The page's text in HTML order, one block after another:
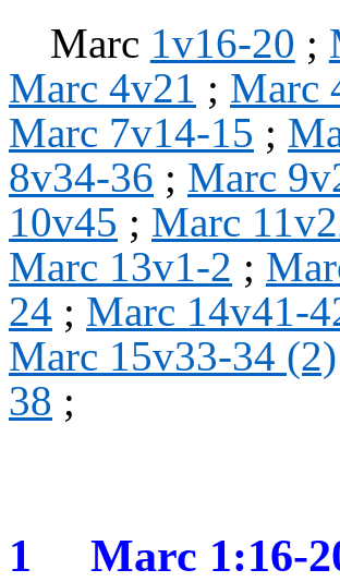
Marc 1v16-20 ;
Marc 4v21 ; Marc
Marc 7v14-15 ;
8v34-36 ; Marc
10v45 ; Marc
Marc 13v1-2 ;
24 ; Marc 14v41-
Marc 15v33-34 (2)
38 ;
1
Marc 1:16-